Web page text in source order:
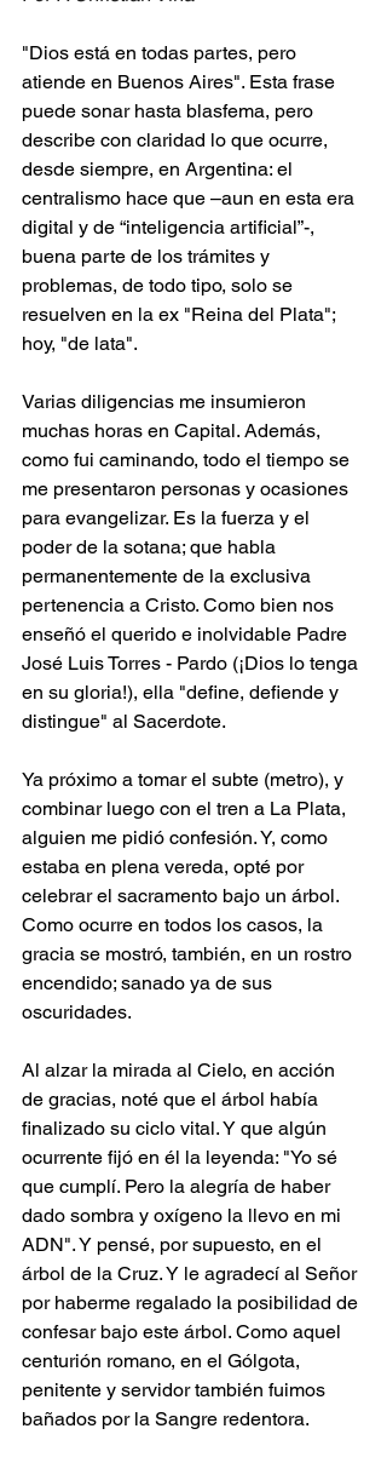
"Dios está en todas partes, pero
atiende en Buenos Aires". Esta frase
puede sonar hasta blasfema, pero
describe con claridad lo que ocurre,
desde siempre, en Argentina: el
centralismo hace que –aun en esta era
digital y de “inteligencia artificial”-,
buena parte de los trámites y
problemas, de todo tipo, solo se
resuelven en la ex "Reina del Plata";
hoy, "de lata".
Varias diligencias me insumieron
muchas horas en Capital. Además,
como fui caminando, todo el tiempo se
me presentaron personas y ocasiones
para evangelizar. Es la fuerza y el
poder de la sotana; que habla
permanentemente de la exclusiva
pertenencia a Cristo. Como bien nos
enseñó el querido e inolvidable Padre
José Luis Torres - Pardo (¡Dios lo tenga
en su gloria!), ella "define, defiende y
distingue" al Sacerdote.
Ya próximo a tomar el subte (metro), y
combinar luego con el tren a La Plata,
alguien me pidió confesión. Y, como
estaba en plena vereda, opté por
celebrar el sacramento bajo un árbol.
Como ocurre en todos los casos, la
gracia se mostró, también, en un rostro
encendido; sanado ya de sus
oscuridades.
Al alzar la mirada al Cielo, en acción
de gracias, noté que el árbol había
finalizado su ciclo vital. Y que algún
ocurrente fijó en él la leyenda: "Yo sé
que cumplí. Pero la alegría de haber
dado sombra y oxígeno la llevo en mi
ADN". Y pensé, por supuesto, en el
árbol de la Cruz. Y le agradecí al Señor
por haberme regalado la posibilidad de
confesar bajo este árbol. Como aquel
centurión romano, en el Gólgota,
penitente y servidor también fuimos
bañados por la Sangre redentora.